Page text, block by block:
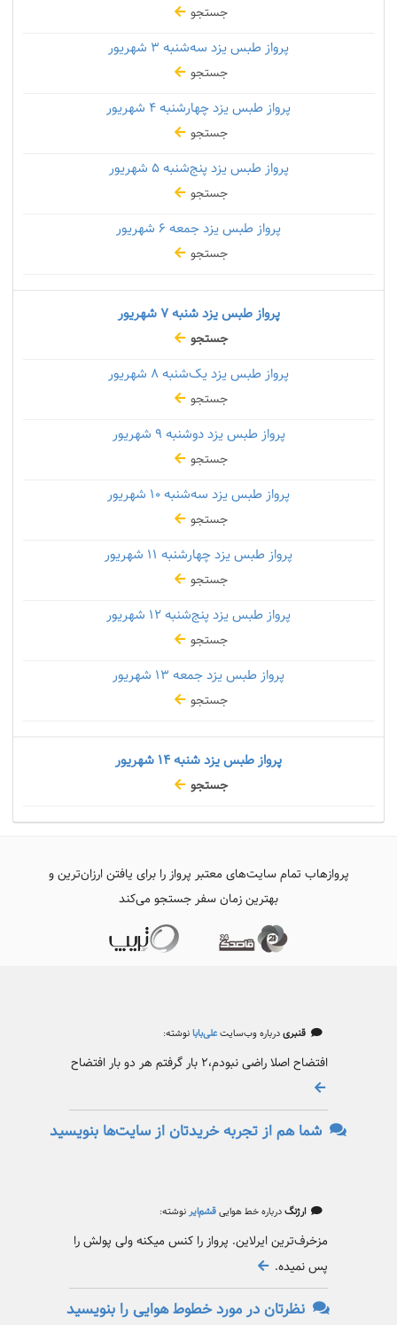
جستجو
پرواز طبس یزد سه‌شنبه
جستجو
پرواز طبس یزد چهارشنبه
جستجو
پرواز طبس یزد پنج‌شنبه۵ شهریور
جستجو
پرواز طبس یزد جمعه
جستجو
پرواز طبس یزد شنبه۷ شهریور
جستجو
پرواز طبس یزد یک‌شنبه
جستجو
پرواز طبس یزد دوشنبه
جستجو
پرواز طبس یزد سه‌شنبه
جستجو
پرواز طبس یزد چهارشنبه
جستجو
پرواز طبس یزد پنج‌شنبه
جستجو
پرواز طبس یزد جمعه
جستجو
پرواز طبس یزد شنبه
جستجو
پروازهاب تمام سایت‌های معتبر پرواز را برای یافتن ارزان‌ترین و
بهترین زمان سفر جستجو می‌کند
قنبریدرباره وب‌سایتعلی‌بابانوشته:
افتضاح اصلا راضی نبودم،۲ بار گرفتم هر دو بار افتضاح
شما هم از تجربه خریدتان از سایت‌ها بنویسید
ارژنگدرباره خط هواییقشم‌ایرنوشته:
مزخرف‌ترین ایرلاین. پرواز را کنس میکنه ولی پولش را
پس نمیده.
نظرتان در مورد خطوط هوایی را بنویسید